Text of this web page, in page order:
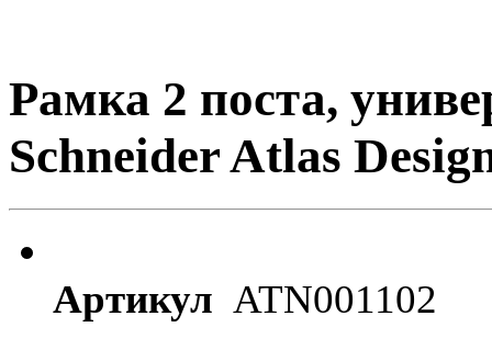
Рамка 2 поста,
Schneider Atlas
Артикул ATN001102